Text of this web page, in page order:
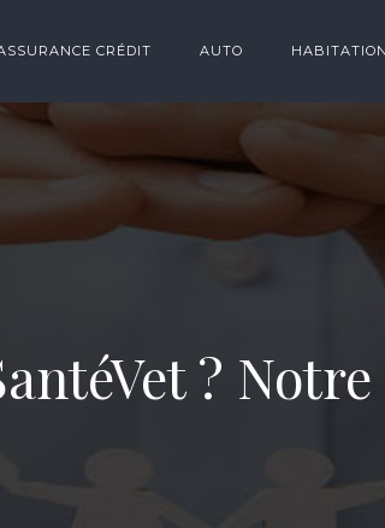
CRÉDIT AUTO HABITATION
?